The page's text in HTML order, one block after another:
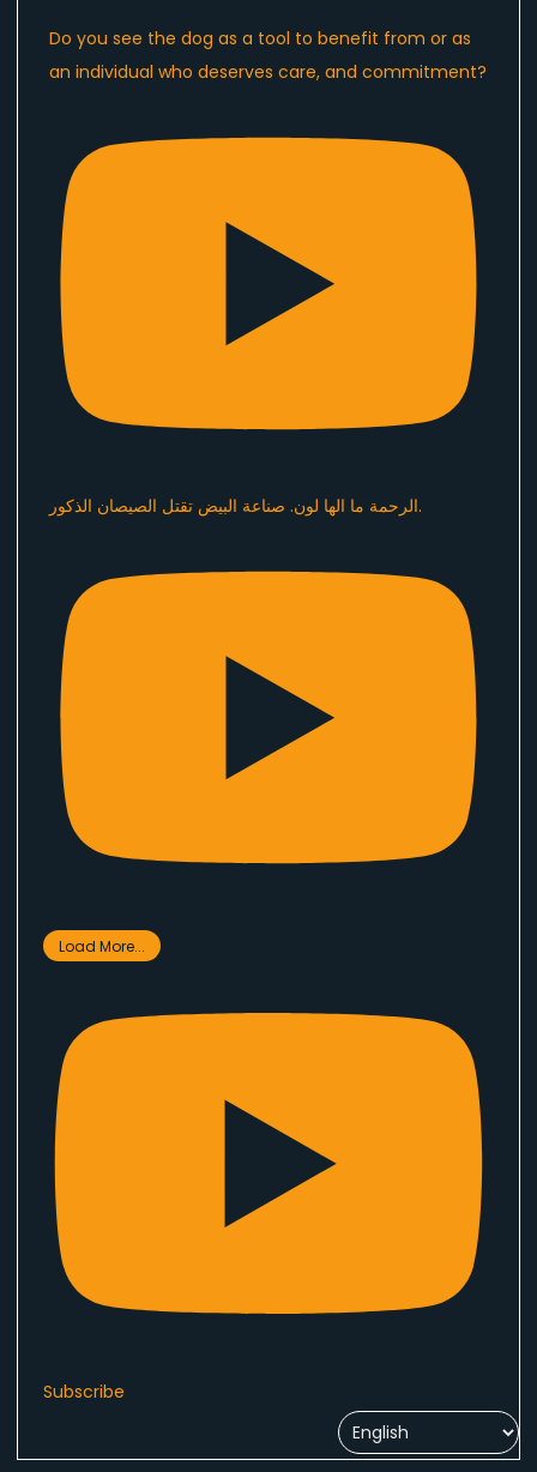
Do you see the dog as a tool to benefit from or as
an individual who deserves care, and commitment?
الرحمة ما الها لون. صناعة البيض تقتل الصيصان الذكور.
Load More...
Subscribe